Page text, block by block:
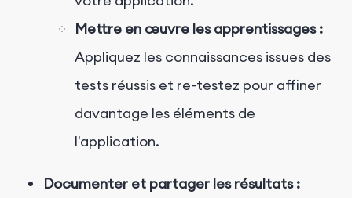
Mettre en œuvre les apprentissages :
Appliquez les connaissances issues des
tests réussis et re-testez pour affiner
davantage les éléments de
l'application.
Documenter et partager les résultats :